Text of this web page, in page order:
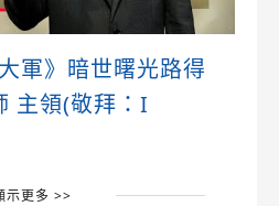
軍》暗世曙光路得
主領(敬拜：I
示更多 >>